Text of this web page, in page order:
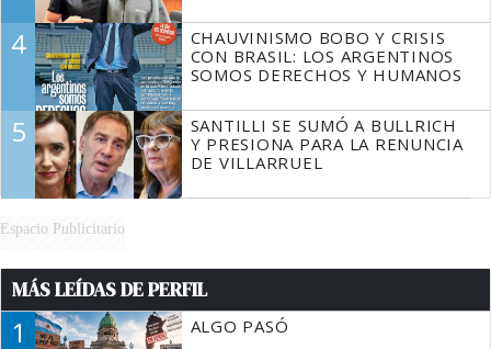
4
CHAUVINISMO BOBO Y CRISIS
CON BRASIL: LOS ARGENTINOS
SOMOS DERECHOS Y HUMANOS
5
SANTILLI SE SUMÓ A BULLRICH
Y PRESIONA PARA LA RENUNCIA
DE VILLARRUEL
Espacio Publicitario
MÁS LEÍDAS DE PERFIL
1 ALGO PASÓ